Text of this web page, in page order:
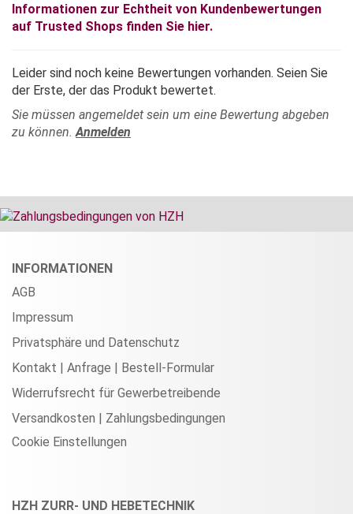
Informationen zur Echtheit von Kundenbewertungen
auf Trusted Shops finden Sie hier.
Leider sind noch keine Bewertungen vorhanden. Seien Sie
der Erste, der das Produkt bewertet.
Sie müssen angemeldet sein um eine Bewertung abgeben
zu können. Anmelden
INFORMATIONEN
AGB
Impressum
Privatsphäre und Datenschutz
Kontakt | Anfrage | Bestell-Formular
Widerrufsrecht für Gewerbetreibende
Versandkosten | Zahlungsbedingungen
Cookie Einstellungen
HZH ZURR- UND HEBETECHNIK